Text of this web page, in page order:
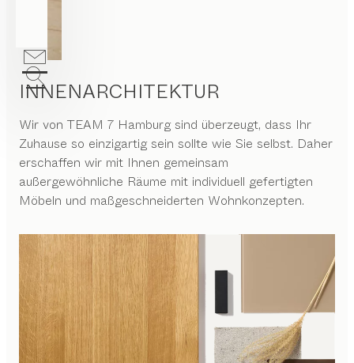
INNENARCHITEKTUR
Wir von TEAM 7 Hamburg sind überzeugt, dass Ihr
Zuhause so einzigartig sein sollte wie Sie selbst. Daher
erschaffen wir mit Ihnen gemeinsam
außergewöhnliche Räume mit individuell gefertigten
Möbeln und maßgeschneiderten Wohnkonzepten.